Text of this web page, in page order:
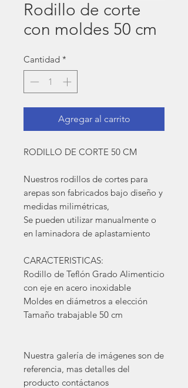
Rodillo de corte
con moldes 50 cm
Cantidad *
Agregar al carrito
RODILLO DE CORTE 50 CM
Nuestros rodillos de cortes para
arepas son fabricados bajo diseño y
medidas milimétricas,
Se pueden utilizar manualmente o
en laminadora de aplastamiento
CARACTERISTICAS:
Rodillo de Teflón Grado Alimenticio
con eje en acero inoxidable
Moldes en diámetros a elección
Tamaño trabajable 50 cm
Nuestra galería de imágenes son de
referencia, mas detalles del
producto contáctanos